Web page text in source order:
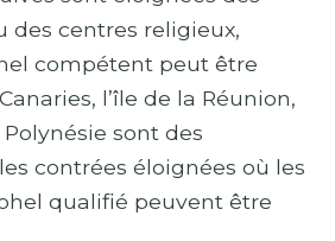
des centres religieux,
compétent peut être
l’île de la Réunion,
sont des
contrées éloignées où les
qualifié peuvent être